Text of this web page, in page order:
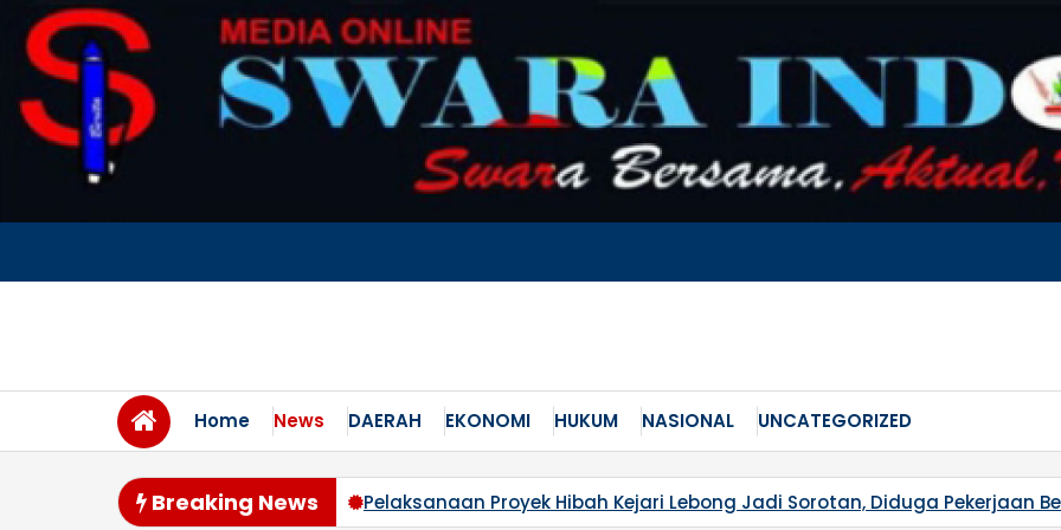
content
Home News DAERAH EKONOMI HUKUM NASIONAL UNCATEGORIZED
Breaking News
Kesehatan dan Edukasi Gizi Pelaksanaan Proyek Hibah Kejari Lebong Jadi Sorotan, Diduga Pekerjaan